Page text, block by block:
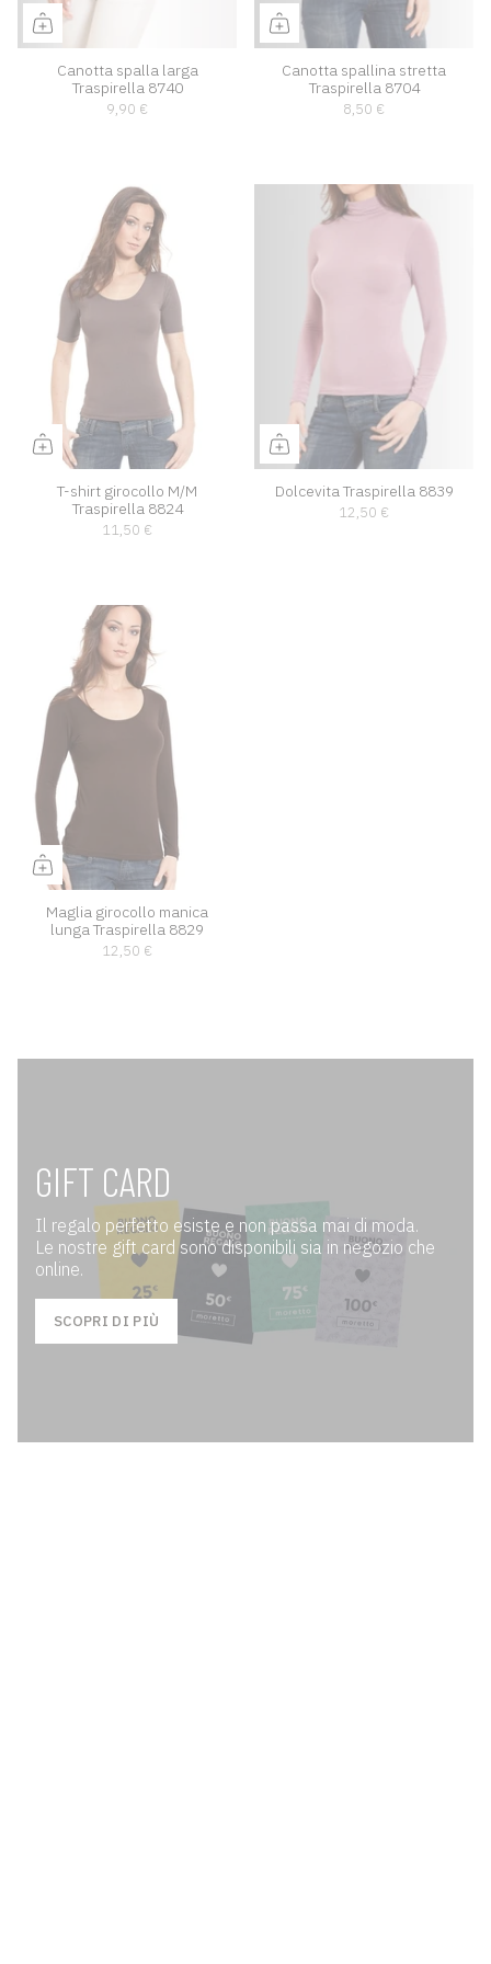
Canotta spalla larga
Traspirella 8740
9,90 €
Canotta spallina stretta
Traspirella 8704
8,50 €
T-shirt girocollo M/M
Traspirella 8824
11,50 €
Dolcevita Traspirella 8839
12,50 €
Maglia girocollo manica
lunga Traspirella 8829
12,50 €
GIFT CARD
Il regalo perfetto esiste e non passa mai di moda.
Le nostre gift card sono disponibili sia in negozio che
online.
SCOPRI DI PIÙ